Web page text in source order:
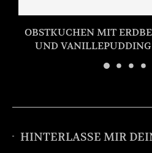
OBSTKUCHEN MIT
UND
HINTERLASSE MIR